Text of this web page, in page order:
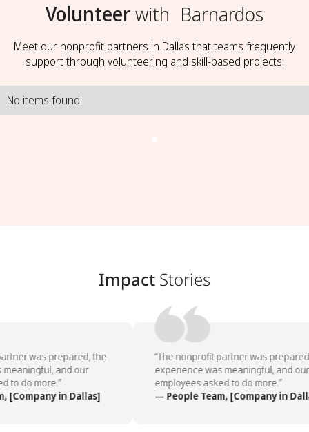
Volunteerwith Barnardos
Meet our nonprofit partners in Dallas that teams frequently
support through volunteering and skill-based projects.
No items found.
Impact Stories
was prepared, the
and our
to do more.”
[Company in Dallas]
“The nonprofit partner was
experience was meaningful, and our
employees asked to do more.”
— People Team, [Company in